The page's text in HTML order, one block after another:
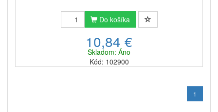
Do košíka
10,84 €
Skladom: Áno
Kód: 102900
1